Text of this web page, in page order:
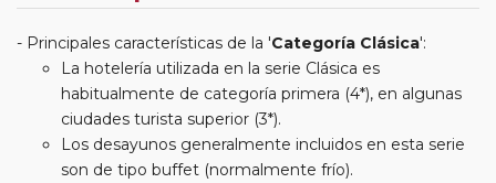
Principales características de la 'Categoría Clásica':
La hotelería utilizada en la serie Clásica es
habitualmente de categoría primera (4*), en algunas
ciudades turista superior (3*).
Los desayunos generalmente incluidos en esta serie
son de tipo buffet (normalmente frío).